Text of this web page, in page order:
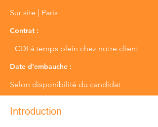
Sur site | Paris
Contrat :
CDI à temps plein chez notre client
Date d'embauche :
Selon disponibilité du candidat
Introduction